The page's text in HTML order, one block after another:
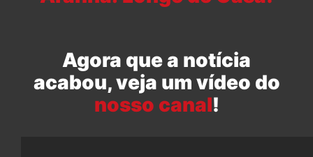
Agora que a notícia
acabou, veja um vídeo do
nosso canal!